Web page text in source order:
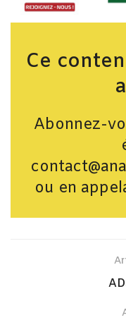
Ce
Abonnez-
ou en